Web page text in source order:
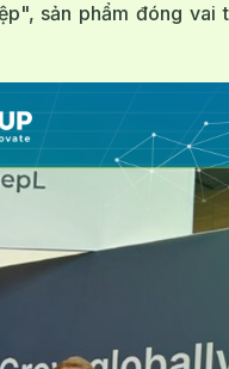
sản phẩm đóng vai